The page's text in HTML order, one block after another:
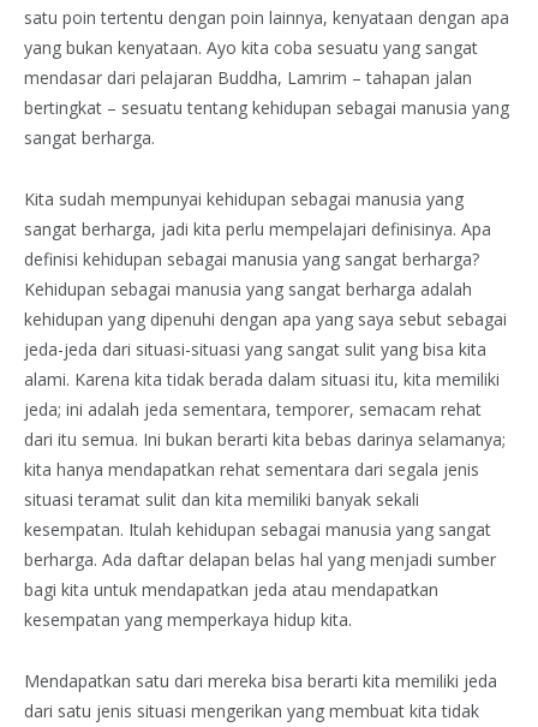
satu poin tertentu dengan poin lainnya, kenyataan dengan apa
yang bukan kenyataan. Ayo kita coba sesuatu yang sangat
mendasar dari pelajaran Buddha, Lamrim – tahapan jalan
bertingkat – sesuatu tentang kehidupan sebagai manusia yang
sangat berharga.
Kita sudah mempunyai kehidupan sebagai manusia yang
sangat berharga, jadi kita perlu mempelajari definisinya. Apa
definisi kehidupan sebagai manusia yang sangat berharga?
Kehidupan sebagai manusia yang sangat berharga adalah
kehidupan yang dipenuhi dengan apa yang saya sebut sebagai
jeda-jeda dari situasi-situasi yang sangat sulit yang bisa kita
alami. Karena kita tidak berada dalam situasi itu, kita memiliki
jeda; ini adalah jeda sementara, temporer, semacam rehat
dari itu semua. Ini bukan berarti kita bebas darinya selamanya;
kita hanya mendapatkan rehat sementara dari segala jenis
situasi teramat sulit dan kita memiliki banyak sekali
kesempatan. Itulah kehidupan sebagai manusia yang sangat
berharga. Ada daftar delapan belas hal yang menjadi sumber
bagi kita untuk mendapatkan jeda atau mendapatkan
kesempatan yang memperkaya hidup kita.
Mendapatkan satu dari mereka bisa berarti kita memiliki jeda
dari satu jenis situasi mengerikan yang membuat kita tidak